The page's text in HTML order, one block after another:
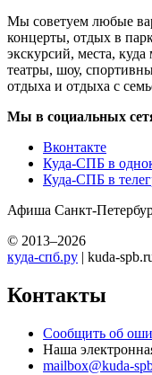
Мы советуем любые
концерты, отдых в
экскурсий, места,
театры, шоу,
отдыха и отдыха с
Мы в социальных
Вконтакте
Куда-СПБ в
Куда-СПБ в
Афиша Санкт-
© 2013–2026
куда-спб.ру | kuda-
Контакты
Сообщить об
Наша
mailbox@kuda-